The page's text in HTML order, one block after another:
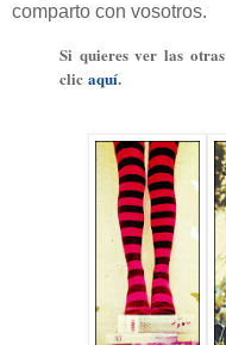
comparto con vosotros.
Si quieres ver las
clic aquí.